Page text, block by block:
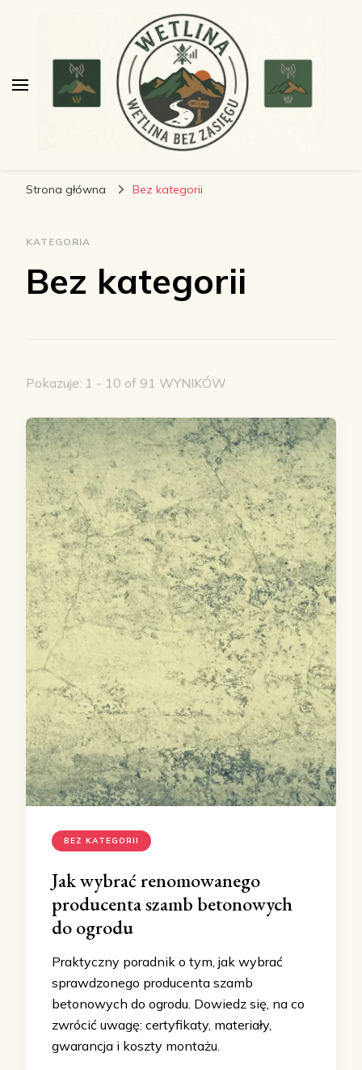
Strona główna Bez kategorii
KATEGORIA
Bez kategorii
Pokazuje: 1 - 10 of 91 WYNIKÓW
BEZ KATEGORII
Jak wybrać renomowanego
producenta szamb betonowych
do ogrodu
Praktyczny poradnik o tym, jak wybrać
sprawdzonego producenta szamb
betonowych do ogrodu. Dowiedz się, na co
zwrócić uwagę: certyfikaty, materiały,
gwarancja i koszty montażu.